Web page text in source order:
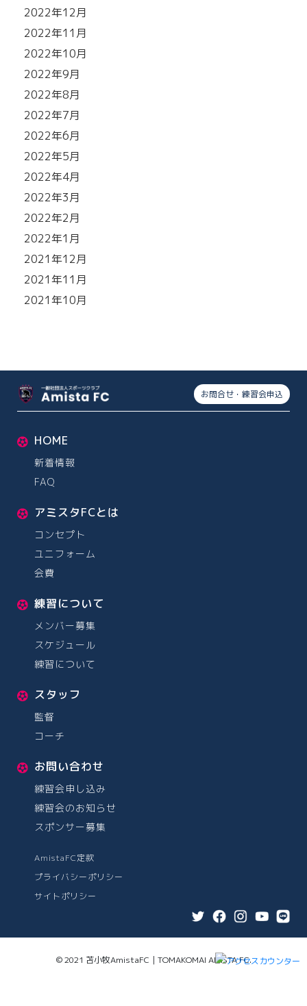
2022年12月
2022年11月
2022年10月
2022年9月
2022年8月
2022年7月
2022年6月
2022年5月
2022年4月
2022年3月
2022年2月
2022年1月
2021年12月
2021年11月
2021年10月
お問合せ・練習会申込
HOME
新着情報
FAQ
アミスタFCとは
コンセプト
ユニフォーム
会費
練習について
メンバー募集
スケジュール
練習について
スタッフ
監督
コーチ
お問い合わせ
練習会申し込み
練習会のお知らせ
スポンサー募集
AmistaFC定款
プライバシーポリシー
サイトポリシー
© 2021 苫小牧AmistaFC｜TOMAKOMAI AMISTA FC.